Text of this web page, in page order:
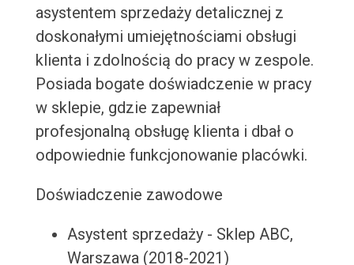
asystentem sprzedaży detalicznej z
doskonałymi umiejętnościami obsługi
klienta i zdolnością do pracy w zespole.
Posiada bogate doświadczenie w pracy
w sklepie, gdzie zapewniał
profesjonalną obsługę klienta i dbał o
odpowiednie funkcjonowanie placówki.
Doświadczenie zawodowe
Asystent sprzedaży - Sklep ABC,
Warszawa (2018-2021)